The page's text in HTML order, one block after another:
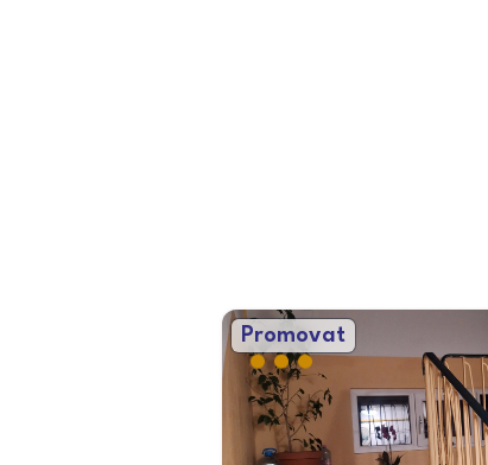
Promovat